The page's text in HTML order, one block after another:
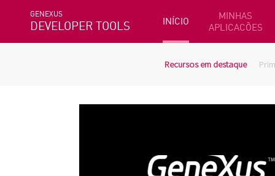
GENEXUS
DEVELOPER TOOLS INÍCIO
MINHAS
APLICACÕES
Recursos em destaque